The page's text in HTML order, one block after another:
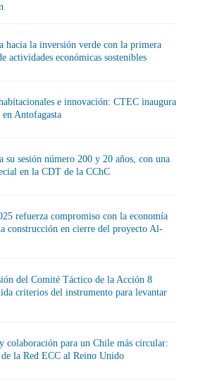
hacia la inversión verde con la primera
actividades económicas sostenibles
e innovación: CTEC inaugura
Antofagasta
su sesión número 200 y 20 años, con una
en la CDT de la CChC
refuerza compromiso con la economía
construcción en cierre del proyecto Al-
del Comité Táctico de la Acción 8
criterios del instrumento para levantar
colaboración para un Chile más circular:
la Red ECC al Reino Unido